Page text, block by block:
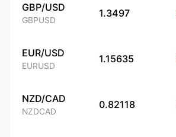
GBP/USD
GBPUSD
1.3497
EUR/USD
EURUSD
1.15635
NZD/CAD
NZDCAD
0.82118